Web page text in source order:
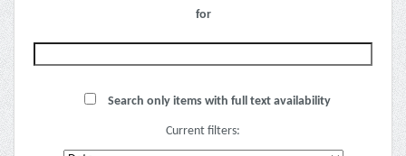
for
Search only items with full text availability
Current filters: